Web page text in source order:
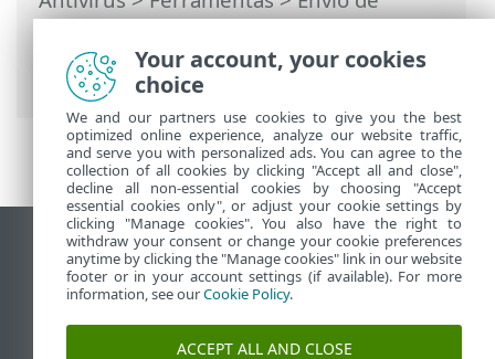
amostras para análise> Selecionar
amostra para análise - Arquivo falso
positivo
Ver site para desktop
End of Life
Base de conhecimento ESET
Fórum ESET
Your account, your cookies
choice
We and our partners use cookies to give you the best
optimized online experience, analyze our website traffic,
and serve you with personalized ads. You can agree to the
collection of all cookies by clicking "Accept all and close",
decline all non-essential cookies by choosing "Accept
essential cookies only", or adjust your cookie settings by
clicking "Manage cookies". You also have the right to
withdraw your consent or change your cookie preferences
anytime by clicking the "Manage cookies" link in our website
footer or in your account settings (if available). For more
information, see ourCookie Policy.
ACCEPT ALL AND CLOSE